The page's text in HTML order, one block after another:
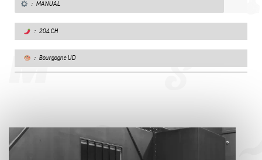
: MANUAL
: 204 CH
: Bourgogne UD